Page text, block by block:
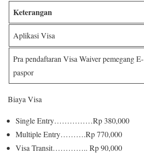
Keterangan
Aplikasi Visa
Pra pendaftaran Visa Waiver pemegang E-
paspor
Biaya Visa
Single Entry……………Rp 380,000
Multiple Entry……….Rp 770,000
Visa Transit………….. Rp 90,000